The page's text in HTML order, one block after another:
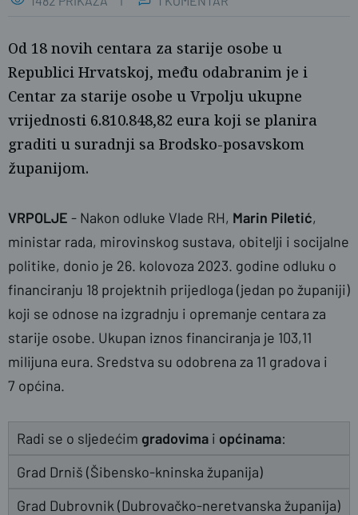
Od 18 novih centara za starije osobe u
Republici Hrvatskoj, među odabranim je i
Centar za starije osobe u Vrpolju ukupne
vrijednosti 6.810.848,82 eura koji se planira
graditi u suradnji sa Brodsko-posavskom
županijom.
VRPOLJE - Nakon odluke Vlade RH, Marin Piletić,
ministar rada, mirovinskog sustava, obitelji i socijalne
politike, donio je 26. kolovoza 2023. godine odluku o
financiranju 18 projektnih prijedloga (jedan po županiji)
koji se odnose na izgradnju i opremanje centara za
starije osobe. Ukupan iznos financiranja je 103,11
milijuna eura. Sredstva su odobrena za 11 gradova i
7 općina.
Radi se o sljedećim gradovima i općinama:
Grad Drniš (Šibensko-kninska županija)
Grad Dubrovnik (Dubrovačko-neretvanska županija)